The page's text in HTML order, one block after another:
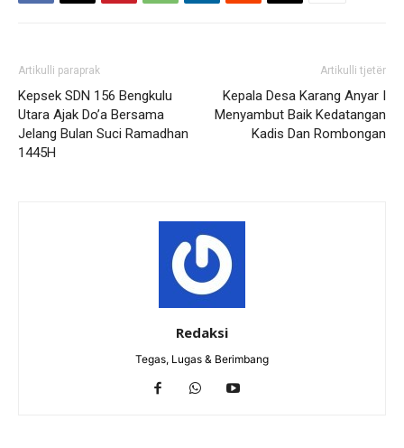
Artikulli paraprak
Kepsek SDN 156 Bengkulu
Utara Ajak Do’a Bersama
Jelang Bulan Suci Ramadhan
1445H
Artikulli tjetër
Kepala Desa Karang Anyar I
Menyambut Baik Kedatangan
Kadis Dan Rombongan
Redaksi
Tegas, Lugas & Berimbang